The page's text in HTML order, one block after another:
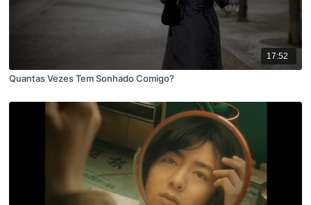
17:52
Quantas Vezes Tem Sonhado Comigo?